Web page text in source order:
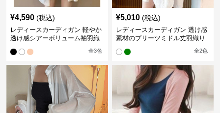
¥4,590 (税込)
レディースカーディガン 軽やか
透け感シアーボリューム袖羽織
全3色
¥5,010 (税込)
レディースカーディガン 透け感
素材のプリーツミドル丈羽織り
全2色